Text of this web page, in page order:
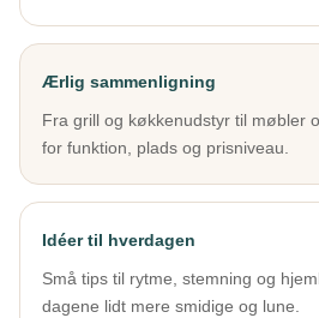
Ærlig sammenligning
Fra grill og køkkenudstyr til møbler
for funktion, plads og prisniveau.
Idéer til hverdagen
Små tips til rytme, stemning og
dagene lidt mere smidige og lune.